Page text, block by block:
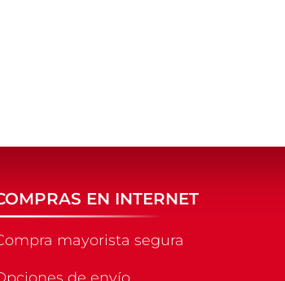
EN INTERNET
mayorista segura